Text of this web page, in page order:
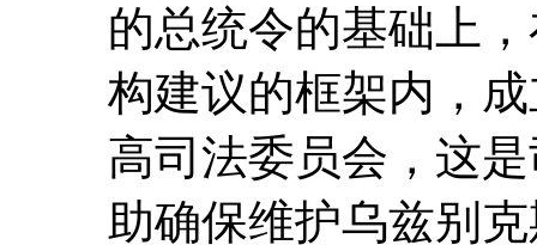
的总统令的基础上
构建议的框架内，
高司法委员会，这
助确保维护乌兹别